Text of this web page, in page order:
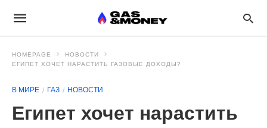
HOMEPAGE
НОВОСТИ
ЕГИПЕТ ХОЧЕТ НАРАСТИТЬ ГАЗОВЫЕ ДОХОДЫ?
В МИРЕ ГАЗ НОВОСТИ
Египет хочет нарастить